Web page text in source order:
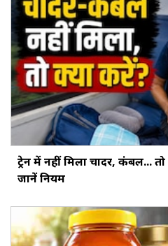
ट्रेन में नहीं मिला चादर, कंबल...
जानें नियम